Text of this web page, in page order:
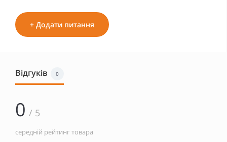
+ Додати питання
Відгуків 0
0 / 5
середній рейтинг товара